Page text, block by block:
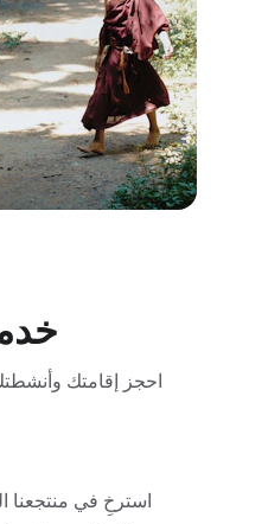
احجز إقامتك
استرخِ في منتجعنا